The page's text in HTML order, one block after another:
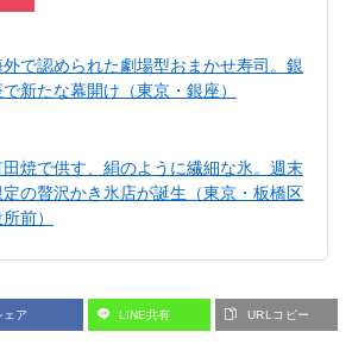
外で認められた劇場型おまかせ寿司。銀
で新たな幕開け（東京・銀座）
田焼で供す、絹のように繊細な氷。週末
定の贅沢かき氷店が誕生（東京・板橋区
前）
ェア LINE共有 URLコピー